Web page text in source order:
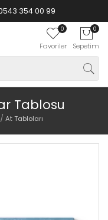
354 00 99
0
Favoriler
0
Sepetim
Tablosu
At Tabloları